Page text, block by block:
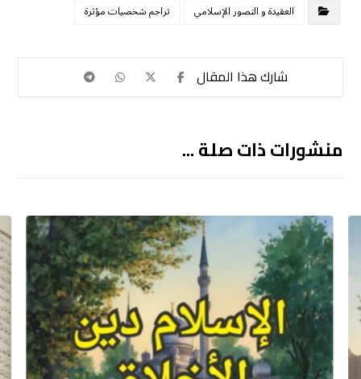
العقيدة و التصور الإسلامي
تراجم شخصيات مؤثرة
منشورات ذات صلة ...